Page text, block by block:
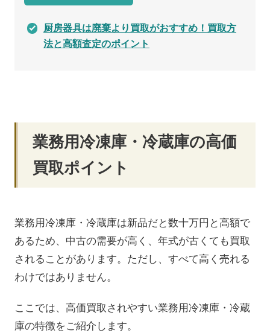
厨房器具は廃棄より買取がおすすめ！買取方
法と高額査定のポイント
業務用冷凍庫・冷蔵庫の高価
買取ポイント
業務用冷凍庫・冷蔵庫は新品だと数十万円と高額で
あるため、中古の需要が高く、年式が古くても買取
されることがあります。ただし、すべて高く売れる
わけではありません。
ここでは、高価買取されやすい業務用冷凍庫・冷蔵
庫の特徴をご紹介します。